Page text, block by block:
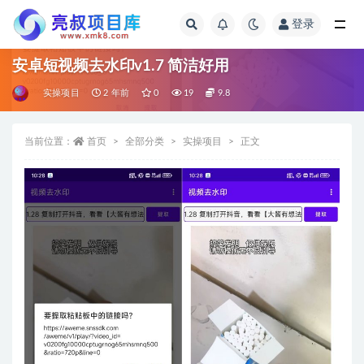
登录
安卓短视频去水印v1.7 简洁好用
实操项目 2 年前 0 19 9.8
当前位置： 首页 全部分类 实操项目 正文